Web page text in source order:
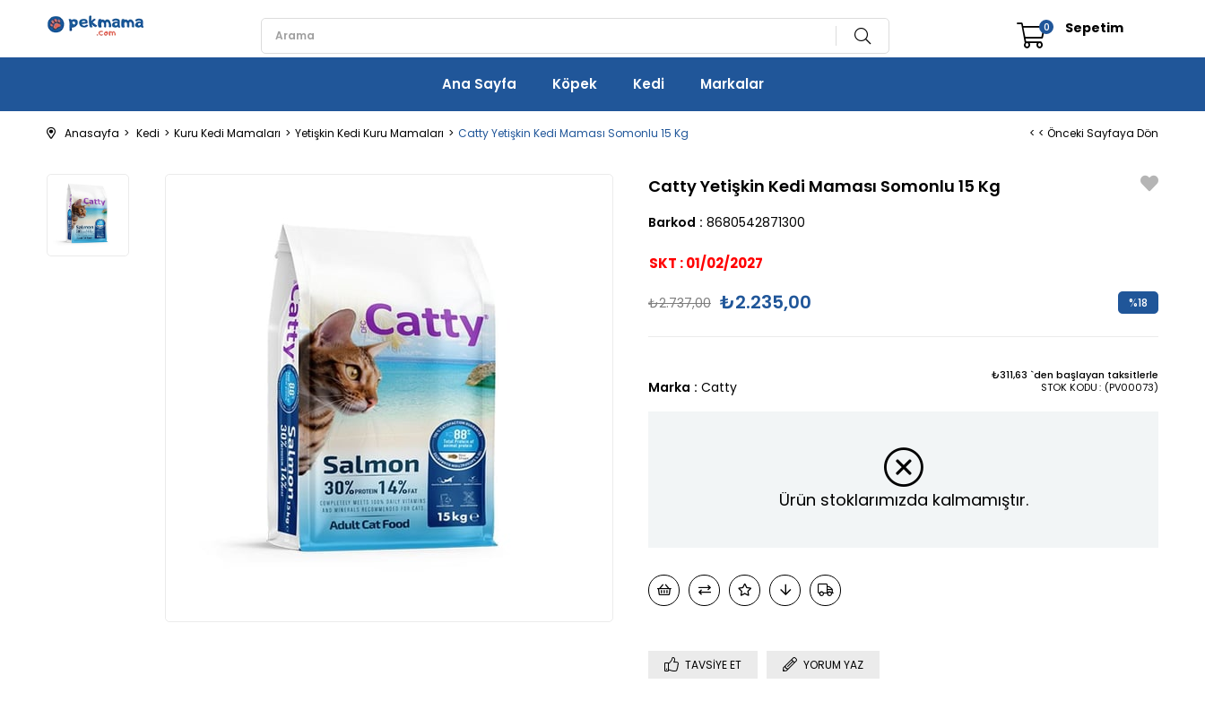
Sepetim
0
Ana Sayfa Köpek Kedi Markalar
Anasayfa Kedi Kuru Kedi Mamaları Yetişkin Kedi Kuru Mamaları Catty Yetişkin Kedi Maması Somonlu 15 Kg < < Önceki Sayfaya Dön
Catty Yetişkin Kedi Maması Somonlu 15 Kg
Barkod : 8680542871300
SKT : 01/02/2027
₺2.737,00 ₺2.235,00 %18
₺311,63 `den başlayan taksitlerle
(PV00073)
STOK KODU
Marka : Catty
Ürün stoklarımızda kalmamıştır.
TAVSIYE ET YORUM YAZ